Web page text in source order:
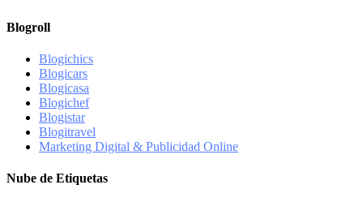
Blogroll
Blogichics
Blogicars
Blogicasa
Blogichef
Blogistar
Blogitravel
Marketing Digital & Publicidad Online
Nube de Etiquetas